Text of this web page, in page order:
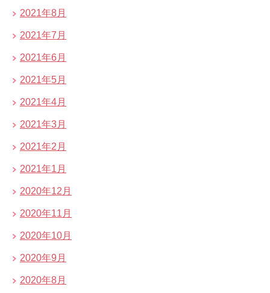
2021年8月
2021年7月
2021年6月
2021年5月
2021年4月
2021年3月
2021年2月
2021年1月
2020年12月
2020年11月
2020年10月
2020年9月
2020年8月